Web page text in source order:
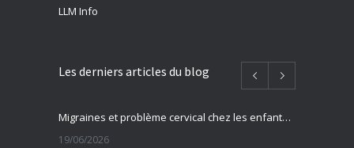
LLM Info
Les derniers articles du blog
Migraines et problème cervical chez les enfants et adolescents
19/06/2026